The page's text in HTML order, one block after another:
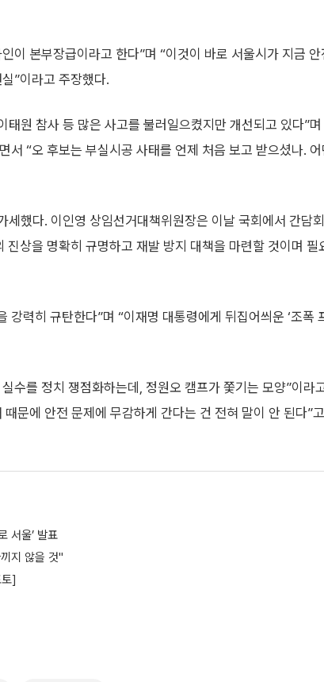
이 본부장급이라고 한다”며 “이것이 바로 서울시가 지금
”이라고 주장했다.
원 참사 등 많은 사고를 불러일으켰지만 개선되고 있다”
서 “오 후보는 부실시공 사태를 언제 처음 보고 받으셨나.
세했다. 이인영 상임선거대책위원장은 이날 국회에서 간담
상을 명확히 규명하고 재발 방지 대책을 마련할 것이며 필
력히 규탄한다”며 “이재명 대통령에게 뒤집어씌운 ‘조폭
수를 정치 쟁점화하는데, 정원오 캠프가 쫓기는 모양”이라
문에 안전 문제에 무감하게 간다는 건 전혀 말이 안 된다”
서울’ 발표
지 않을 것"
]